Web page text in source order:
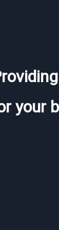
your